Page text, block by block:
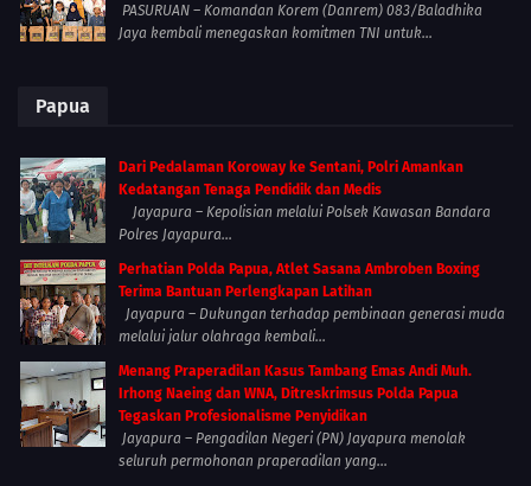
PASURUAN – Komandan Korem (Danrem) 083/Baladhika
Jaya kembali menegaskan komitmen TNI untuk...
Papua
Dari Pedalaman Koroway ke Sentani, Polri Amankan
Kedatangan Tenaga Pendidik dan Medis
Jayapura – Kepolisian melalui Polsek Kawasan Bandara
Polres Jayapura...
Perhatian Polda Papua, Atlet Sasana Ambroben Boxing
Terima Bantuan Perlengkapan Latihan
Jayapura – Dukungan terhadap pembinaan generasi muda
melalui jalur olahraga kembali...
Menang Praperadilan Kasus Tambang Emas Andi Muh.
Irhong Naeing dan WNA, Ditreskrimsus Polda Papua
Tegaskan Profesionalisme Penyidikan
Jayapura – Pengadilan Negeri (PN) Jayapura menolak
seluruh permohonan praperadilan yang...